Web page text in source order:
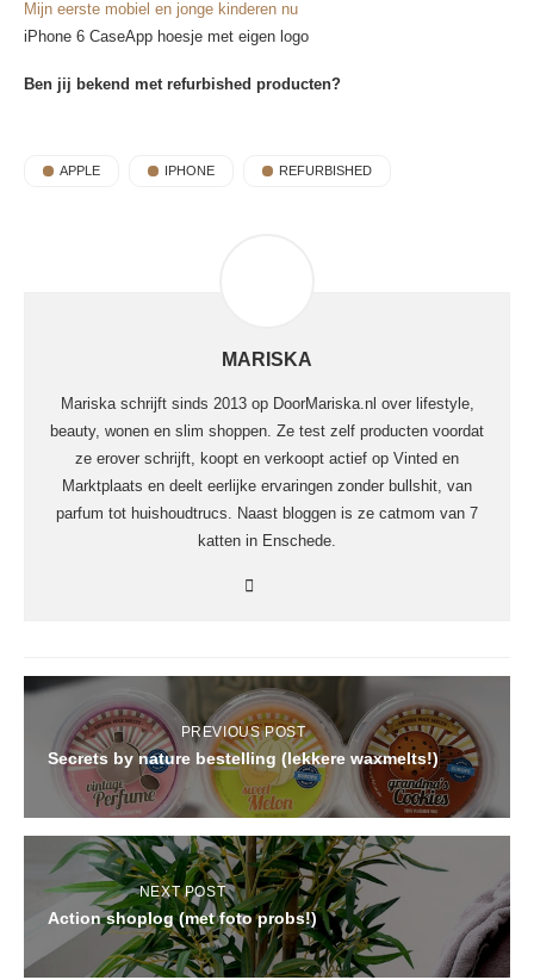
Mijn eerste mobiel en jonge kinderen nu
iPhone 6 CaseApp hoesje met eigen logo
Ben jij bekend met refurbished producten?
APPLE IPHONE REFURBISHED
MARISKA
Mariska schrijft sinds 2013 op DoorMariska.nl over lifestyle,
beauty, wonen en slim shoppen. Ze test zelf producten voordat
ze erover schrijft, koopt en verkoopt actief op Vinted en
Marktplaats en deelt eerlijke ervaringen zonder bullshit, van
parfum tot huishoudtrucs. Naast bloggen is ze catmom van 7
katten in Enschede.
PREVIOUS POST
Secrets by nature bestelling (lekkere waxmelts!)
NEXT POST
Action shoplog (met foto probs!)